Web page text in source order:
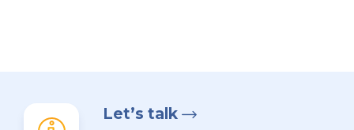
Let’s talk